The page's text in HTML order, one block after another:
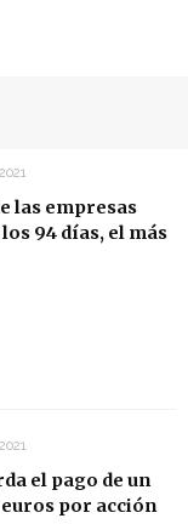
las empresas
94 días, el más
el pago de un
por acción